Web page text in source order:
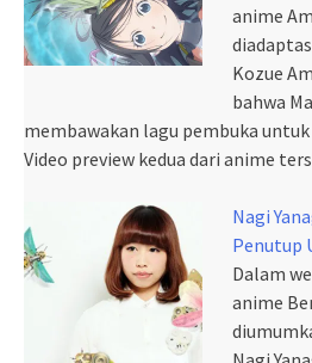
anime
Kozue
bahwa
membawakan lagu pembuka
Video preview kedua dari anime
Nagi
Penutup
Dalam
anime